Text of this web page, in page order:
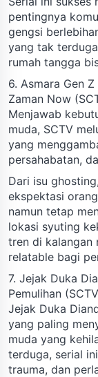
pentingnya
gengsi
yang tak
rumah tangga
6. Asmara Gen
Zaman Now
Menjawab
muda, SCTV
yang
persahabatan,
Dari isu
ekspektasi
namun tetap
lokasi syuting
tren di kalangan
relatable bagi
7. Jejak Duka
Pemulihan
Jejak Duka
yang paling
muda yang
terduga, serial
trauma, dan